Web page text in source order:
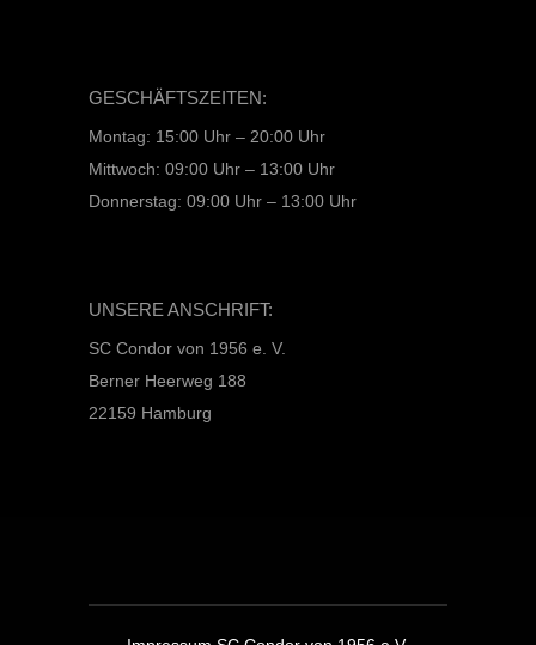
GESCHÄFTSZEITEN:
Montag: 15:00 Uhr – 20:00 Uhr
Mittwoch: 09:00 Uhr – 13:00 Uhr
Donnerstag: 09:00 Uhr – 13:00 Uhr
UNSERE ANSCHRIFT:
SC Condor von 1956 e. V.
Berner Heerweg 188
22159 Hamburg